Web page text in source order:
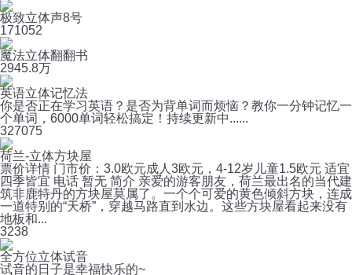
极致立体声8号
171052
魔法立体翻翻书
2945.8万
英语立体记忆法
你是否正在学习英语？是否为背单词而烦恼？教你一分钟记忆一
个单词，6000单词轻松搞定！持续更新中......
327075
荷兰-立体方块屋
票价详情 门市价：3.0欧元成人3欧元，4-12岁儿童1.5欧元 适宜
四季皆宜 电话 暂无 简介 亲爱的游客朋友，荷兰最出名的当代建
筑非鹿特丹的方块屋莫属了。一个个可爱的黄色倾斜方块，连成
一道特别的“天桥”，穿越马路直到水边。这些方块屋看起来没有
地板和...
3238
全方位立体试音
试音的日子是幸福快乐的~